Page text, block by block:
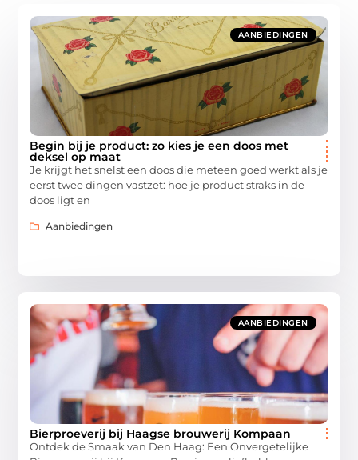
AANBIEDINGEN
Begin bij je product: zo kies je een doos met
deksel op maat
Je krijgt het snelst een doos die meteen goed werkt als je
eerst twee dingen vastzet: hoe je product straks in de
doos ligt en
Aanbiedingen
AANBIEDINGEN
Bierproeverij bij Haagse brouwerij Kompaan
Ontdek de Smaak van Den Haag: Een Onvergetelijke